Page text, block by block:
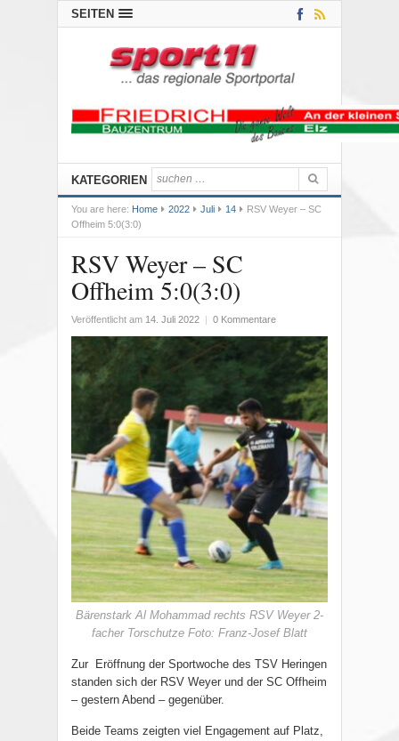
SEITEN
KATEGORIEN
You are here: Home 2022 Juli 14
RSV Weyer – SC
Offheim 5:0(3:0)
RSV Weyer – SC
Offheim 5:0(3:0)
Veröffentlicht am 14. Juli 2022 0 Kommentare
Bärenstark Al Mohammad rechts RSV Weyer 2-
facher Torschutze Foto: Franz-Josef Blatt
Zur Eröffnung der Sportwoche des TSV Heringen
standen sich der RSV Weyer und der SC Offheim
– gestern Abend – gegenüber.
Beide Teams zeigten viel Engagement auf Platz,